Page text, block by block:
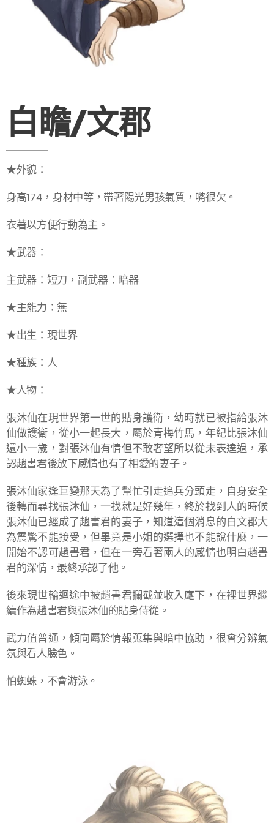
白瞻/文郡
★外貌：
身高174，身材中等，帶著陽光男孩氣質，嘴很欠。
衣著以方便行動為主。
★武器：
主武器：短刀，副武器：暗器
★主能力：無
★出生：現世界
★種族：人
★人物：
張沐仙在現世界第一世的貼身護衛，幼時就已被指給張沐
仙做護衛，從小一起長大，屬於青梅竹馬，年紀比張沐仙
還小一歲，對張沐仙有情但不敢奢望所以從未表達過，承
認趙書君後放下感情也有了相愛的妻子。
張沐仙家逢巨變那天為了幫忙引走追兵分頭走，自身安全
後轉而尋找張沐仙，一找就是好幾年，終於找到人的時候
張沐仙已經成了趙書君的妻子，知道這個消息的白文郡大
為震驚不能接受，但畢竟是小姐的選擇也不能說什麼，一
開始不認可趙書君，但在一旁看著兩人的感情也明白趙書
君的深情，最終承認了他。
後來現世輪迴途中被趙書君攔截並收入麾下，在裡世界繼
續作為趙書君與張沐仙的貼身侍從。
武力值普通，傾向屬於情報蒐集與暗中協助，很會分辨氣
氛與看人臉色。
怕蜘蛛，不會游泳。